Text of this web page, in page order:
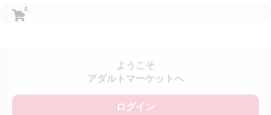
0
ようこそ
アダルトマーケットへ
ログイン